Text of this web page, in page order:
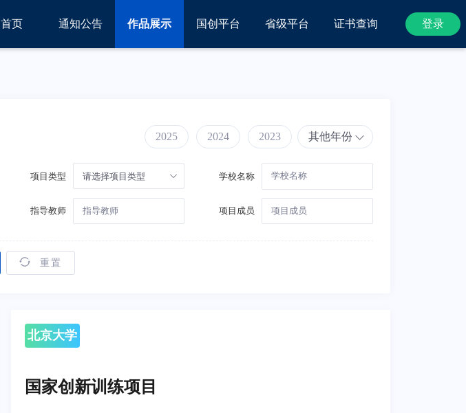
首页 通知公告 作品展示 国创平台 省级平台 证书查询 登录
2025 2024 2023 其他年份
项目类型 请选择项目类型 学校名称
指导教师 项目成员
重置
北京大学
国家创新训练项目